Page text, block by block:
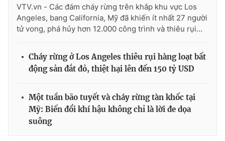
VTV.vn - Các đám cháy rừng trên khắp khu vực Los
Angeles, bang California, Mỹ đã khiến ít nhất 27 người
tử vong, phá hủy hơn 12.000 công trình và thiêu rụi...
Cháy rừng ở Los Angeles thiêu rụi hàng loạt bất
động sản đắt đỏ, thiệt hại lên đến 150 tỷ USD
Một tuần bão tuyết và cháy rừng tàn khốc tại
Mỹ: Biến đổi khí hậu không chỉ là lời đe dọa
suông